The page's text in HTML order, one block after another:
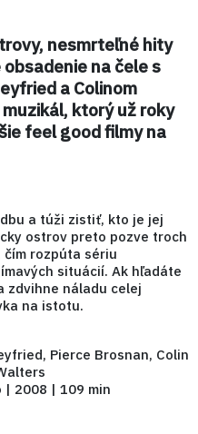
nesmrteľné hity
na čele s
a Colinom
ktorý už roky
feel good filmy na
a túži zistiť, kto je jej
ostrov preto pozve troch
čím rozpúta sériu
situácií. Ak hľadáte
zdvihne náladu celej
na istotu.
Pierce Brosnan, Colin
| 2008 | 109 min